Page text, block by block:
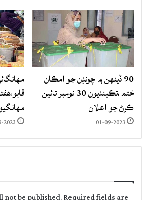
90 ڏينهن ۾ چونڊن جو امڪان
ختم،تڪبنديون 30 نومبر تائين
ڪرڻ جو اعلان
01-09-2023
2023